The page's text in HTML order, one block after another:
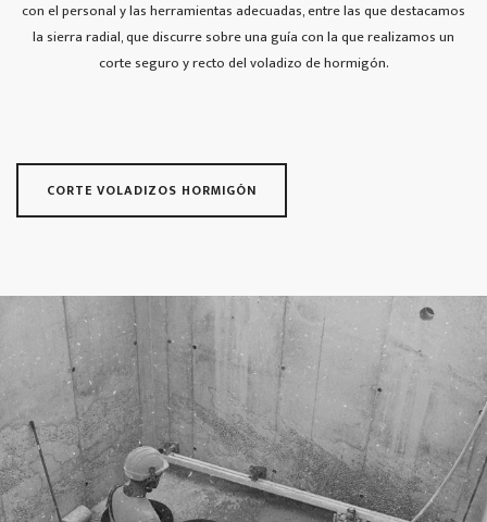
con el personal y las herramientas adecuadas, entre las que destacamos
la sierra radial, que discurre sobre una guía con la que realizamos un
corte seguro y recto del voladizo de hormigón.
CORTE VOLADIZOS HORMIGÓN